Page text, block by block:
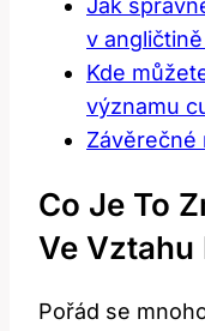
Jak
v
Kde
významu
Závěrečné
Co Je To
Ve Vztahu
Pořád se